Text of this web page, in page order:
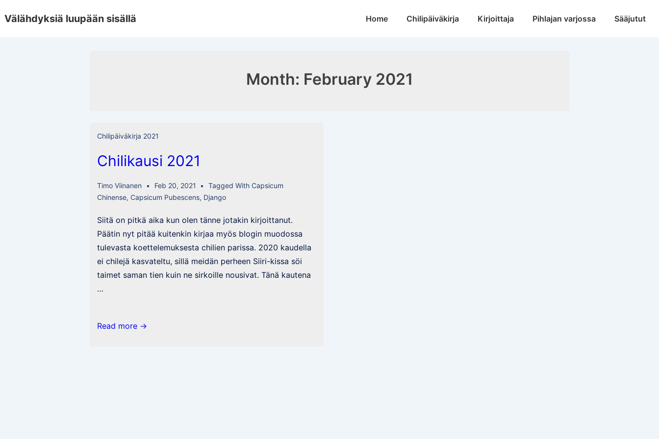
Skip
Välähdyksiä luupään sisällä
MainHome Chilipäiväkirja Kirjoittaja Pihlajan varjossa Sääjutut
Month: February 2021
Chilipäiväkirja 2021
Chilikausi 2021
Timo Viinanen Feb 20, 2021 Tagged With Capsicum
Chinense, Capsicum Pubescens, Django
Siitä on pitkä aika kun olen tänne jotakin kirjoittanut.
Päätin nyt pitää kuitenkin kirjaa myös blogin muodossa
tulevasta koettelemuksesta chilien parissa. 2020 kaudella
ei chilejä kasvateltu, sillä meidän perheen Siiri-kissa söi
taimet saman tien kuin ne sirkoille nousivat. Tänä kautena
…
Chilikausi
Read more →